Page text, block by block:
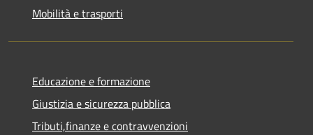
Mobilità e trasporti
Educazione e formazione
Giustizia e sicurezza pubblica
Tributi,finanze e contravvenzioni